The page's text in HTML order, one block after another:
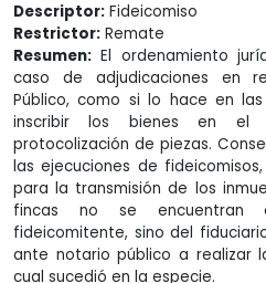
Descriptor: Fideicomiso
Restrictor: Remate
Resumen: El ordenamiento
caso de adjudicaciones en
Público, como si lo hace en
inscribir los bienes en el
protocolización de piezas.
las ejecuciones de
para la transmisión de los
fincas no se encuentran
fideicomitente, sino del
ante notario público a realizar
cual sucedió en la especie.